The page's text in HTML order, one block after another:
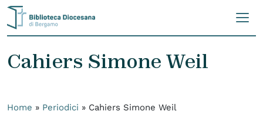
Skip to content
Cahiers Simone Weil
Home » Periodici » Cahiers Simone Weil